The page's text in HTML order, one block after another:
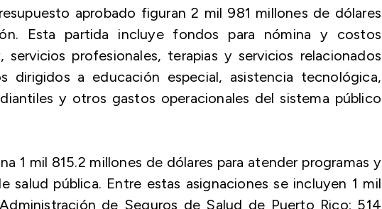
aprobado figuran 2 mil 981 millones de dólares
Esta partida incluye fondos para nómina y costos
servicios profesionales, terapias y servicios relacionados
dirigidos a educación especial, asistencia tecnológica,
y otros gastos operacionales del sistema público
1 mil 815.2 millones de dólares para atender programas y
salud pública. Entre estas asignaciones se incluyen 1 mil
de Seguros de Salud de Puerto Rico; 514